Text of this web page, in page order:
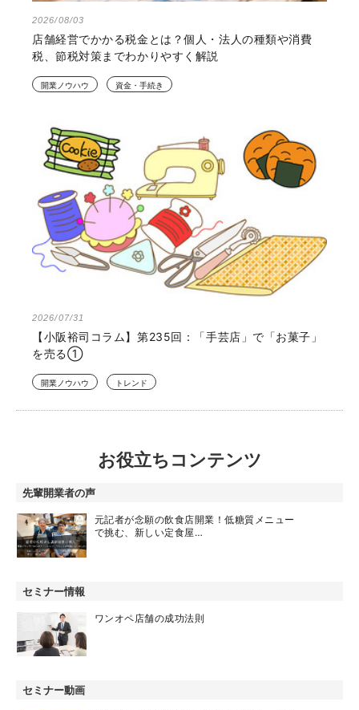
2026/08/03
店舗経営でかかる税金とは？個人・法人の種類や消費
税、節税対策までわかりやすく解説
開業ノウハウ 資金・手続き
2026/07/31
【小阪裕司コラム】第235回：「手芸店」で「お菓子」
を売る①
開業ノウハウ トレンド
お役立ちコンテンツ
先輩開業者の声
元記者が念願の飲食店開業！低糖質メニュー
で挑む、新しい定食屋…
セミナー情報
ワンオペ店舗の成功法則
セミナー動画